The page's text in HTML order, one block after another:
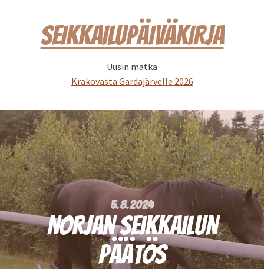
SEIKKAILUPÄIVÄKIRJA
Uusin matka
Krakovasta Gardajärvelle 2026
5.8.2024
Norjan seikkailun
päätös